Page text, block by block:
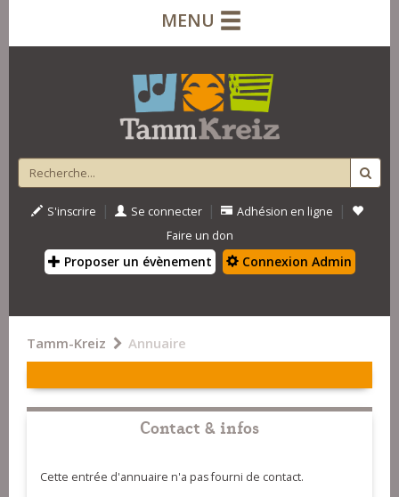
MENU
S'inscrire | Se connecter | Adhésion en ligne |
Faire un don
Proposer un évènement Connexion Admin
Tamm-Kreiz Annuaire
Contact & infos
Cette entrée d'annuaire n'a pas fourni de contact.